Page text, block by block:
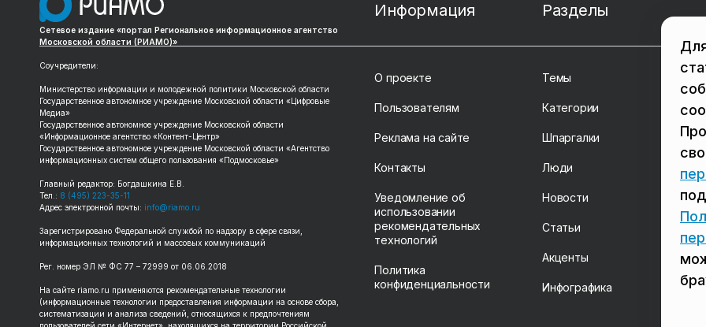
Сетевое издание «портал Региональное информационное агентство
Московской области (РИАМО)»
Соучредители:
Министерство информации и молодежной политики Московской области
Государственное автономное учреждение Московской области «Цифровые
Медиа»
Государственное автономное учреждение Московской области
«Информационное агентство «Контент-Центр»
Государственное автономное учреждение Московской области «Агентство
информационных систем общего пользования «Подмосковье»
Главный редактор: Богдашкина Е.В.
Тел.: 8 (495) 223-35-11
Адрес электронной почты:info@riamo.ru
Зарегистрировано Федеральной службой по надзору в сфере связи,
информационных технологий и массовых коммуникаций
Рег. номер ЭЛ № ФС 77 – 72999 от 06.06.2018
На сайте riamo.ru применяются рекомендательные технологии
(информационные технологии предоставления информации на основе сбора,
систематизации и анализа сведений, относящихся к предпочтениям
Информация
О проекте
Пользователям
Реклама на сайте
Контакты
Уведомление об
использовании
рекомендательных
технологий
Политика
конфиденциальности
Разделы
Темы
Категории
Шпаргалки
Люди
Новости
Статьи
Акценты
Инфографика